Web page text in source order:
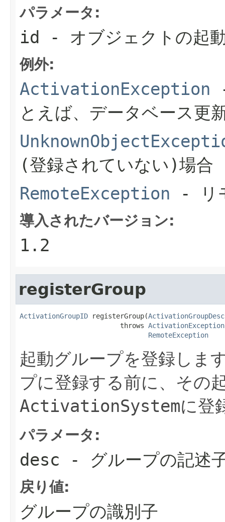
パラメータ:
id - オブジェクトの起
例外:
ActivationException
とえば、データベース更
(登録されていない)場合
RemoteException - リ
導入されたバージョン:
1.2
registerGroup
ActivationGroupID registerGroup(ActivationGroupDesc
                         throws
ActivationException
RemoteException
起動グループを登録しま
プに登録する前に、その
ActivationSystemに登
パラメータ:
desc - グループの記述
戻り値:
グループの識別子